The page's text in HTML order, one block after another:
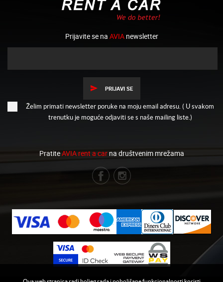
Prijavite se na AVIAnewsletter
PRIJAVI SE
Želim primati newsletter poruke na moju email adresu. ( U svakom
trenutku je moguće odjaviti se s naše mailing liste.)
PratiteAVIA rent a carna društvenim mrežama